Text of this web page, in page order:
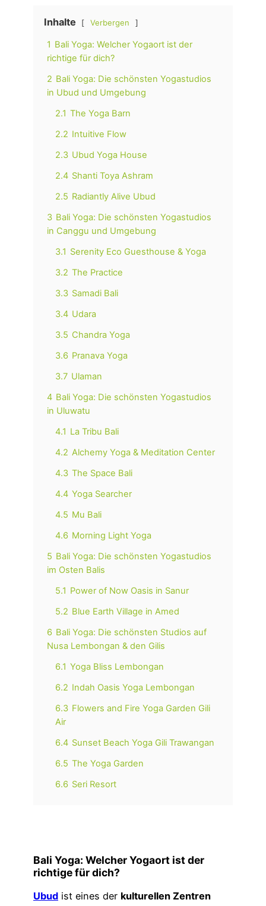
Inhalte Verbergen
1 Bali Yoga: Welcher Yogaort ist der
richtige für dich?
2 Bali Yoga: Die schönsten Yogastudios
in Ubud und Umgebung
2.1 The Yoga Barn
2.2 Intuitive Flow
2.3 Ubud Yoga House
2.4 Shanti Toya Ashram
2.5 Radiantly Alive Ubud
3 Bali Yoga: Die schönsten Yogastudios
in Canggu und Umgebung
3.1 Serenity Eco Guesthouse & Yoga
3.2 The Practice
3.3 Samadi Bali
3.4 Udara
3.5 Chandra Yoga
3.6 Pranava Yoga
3.7 Ulaman
4 Bali Yoga: Die schönsten Yogastudios
in Uluwatu
4.1 La Tribu Bali
4.2 Alchemy Yoga & Meditation Center
4.3 The Space Bali
4.4 Yoga Searcher
4.5 Mu Bali
4.6 Morning Light Yoga
5 Bali Yoga: Die schönsten Yogastudios
im Osten Balis
5.1 Power of Now Oasis in Sanur
5.2 Blue Earth Village in Amed
6 Bali Yoga: Die schönsten Studios auf
Nusa Lembongan & den Gilis
6.1 Yoga Bliss Lembongan
6.2 Indah Oasis Yoga Lembongan
6.3 Flowers and Fire Yoga Garden Gili
Air
6.4 Sunset Beach Yoga Gili Trawangan
6.5 The Yoga Garden
6.6 Seri Resort
Bali Yoga: Welcher Yogaort ist der
richtige für dich?
Ubud ist eines der kulturellen Zentren